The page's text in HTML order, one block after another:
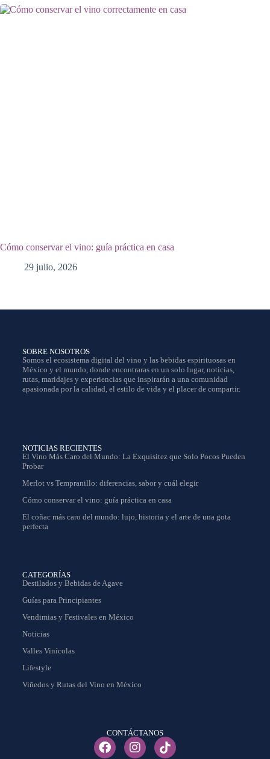
Cómo conservar el vino: guía práctica en casa
29 julio, 2026
SOBRE NOSOTROS
Somos el ecosistema digital del vino y las bebidas espirituosas en
México y el mundo, donde encontraras en un solo lugar, noticias,
rutas, maridajes y experiencias que inspirarán a una comunidad
apasionada por la calidad, el estilo de vida y el placer de compartir.
NOTICIAS RECIENTES
El Vino Más Caro del Mundo: La Exquisitez que Solo Pocos Pueden
Probar
Merlot vs Tempranillo: diferencias, sabor y cuál elegir
Cómo conservar el vino: guía práctica en casa
El coñac más caro del mundo: lujo, historia y el arte de una gota
perfecta
CATEGORÍAS
Destilados y Bebidas de Agave
Guías para Principiantes
Vendimias y Festivales en México
Noticias
Valles Vinícolas
Lifestyle
Viñedos y Rutas del Vino en México
CONTÁCTANOS